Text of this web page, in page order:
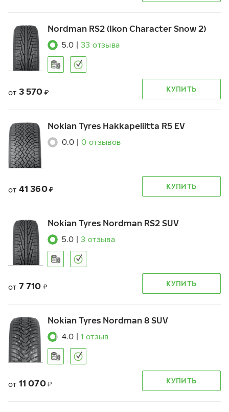
Nordman RS2 (Ikon Character Snow 2)
5.0 33 отзыва
от 3 570 ₽ КУПИТЬ
Nokian Tyres Hakkapeliitta R5 EV
0.0 0 отзывов
от 41 360 ₽ КУПИТЬ
Nokian Tyres Nordman RS2 SUV
5.0 3 отзыва
от 7 710 ₽ КУПИТЬ
Nokian Tyres Nordman 8 SUV
4.0 1 отзыв
от 11 070 ₽ КУПИТЬ